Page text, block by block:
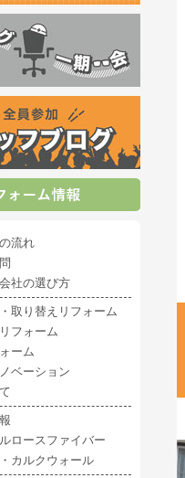
流れ
社の選び方
取り替えリフォーム
フォーム
ーム
ベーション
ロースファイバー
カルクウォール